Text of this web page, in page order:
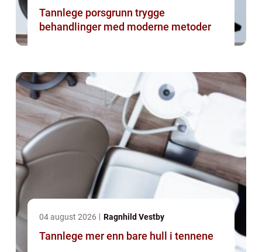
Tannlege porsgrunn trygge
behandlinger med moderne metoder
04 august 2026 Ragnhild Vestby
Tannlege mer enn bare hull i tennene